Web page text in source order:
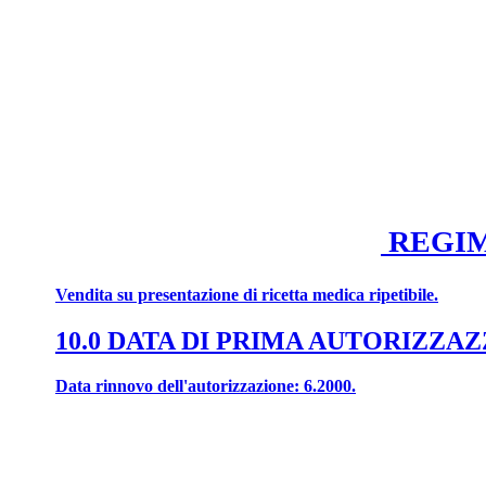
Vendita su presentazione di ricetta medica ripetibile.
10.0 DATA DI PRIMA
Data rinnovo dell'autorizzazione: 6.2000.